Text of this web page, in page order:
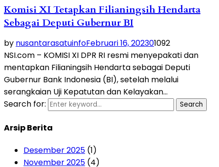
Komisi XI Tetapkan Filianingsih Hendarta
Sebagai Deputi Gubernur BI
by nusantarasatuinfoFebruari 16, 202301092
NSI.com – KOMISI XI DPR RI resmi menyepakati dan
mentapkan Filianingsih Hendarta sebagai Deputi
Gubernur Bank Indonesia (BI), setelah melalui
serangkaian Uji Kepatutan dan Kelayakan...
Search for:
Search
Arsip Berita
Desember 2025 (1)
November 2025 (4)